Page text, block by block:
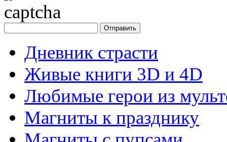
Дневник страсти
Живые книги 3D и 4D
Любимые герои из
Магниты к празднику